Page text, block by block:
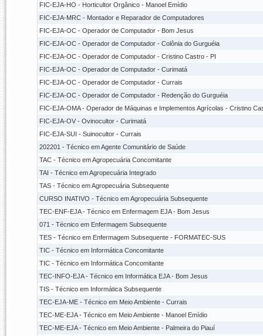
FIC-EJA-HO - Horticultor Orgânico - Manoel Emídio
FIC-EJA-MRC - Montador e Reparador de Computadores
FIC-EJA-OC - Operador de Computador - Bom Jesus
FIC-EJA-OC - Operador de Computador - Colônia do Gurguéia
FIC-EJA-OC - Operador de Computador - Cristino Castro - PI
FIC-EJA-OC - Operador de Computador - Curimatá
FIC-EJA-OC - Operador de Computador - Currais
FIC-EJA-OC - Operador de Computador - Redenção do Gurguéia
FIC-EJA-OMA - Operador de Máquinas e Implementos Agrícolas - Cristino
FIC-EJA-OV - Ovinocultor - Curimatá
FIC-EJA-SUI - Suinocultor - Currais
202201 - Técnico em Agente Comunitário de Saúde
TAC - Técnico em Agropecuária Concomitante
TAI - Técnico em Agropecuária Integrado
TAS - Técnico em Agropecuária Subsequente
CURSO INATIVO - Técnico em Agropecuária Subsequente
TEC-ENF-EJA - Técnico em Enfermagem EJA - Bom Jesus
071 - Técnico em Enfermagem Subsequente
TES - Técnico em Enfermagem Subsequente - FORMATEC-SUS
TIC - Técnico em Informática Concomitante
TIC - Técnico em Informática Concomitante
TEC-INFO-EJA - Técnico em Informática EJA - Bom Jesus
TIS - Técnico em Informática Subsequente
TEC-EJA-ME - Técnico em Meio Ambiente - Currais
TEC-ME-EJA - Técnico em Meio Ambiente - Manoel Emídio
TEC-ME-EJA - Técnico em Meio Ambiente - Palmeira do Piauí